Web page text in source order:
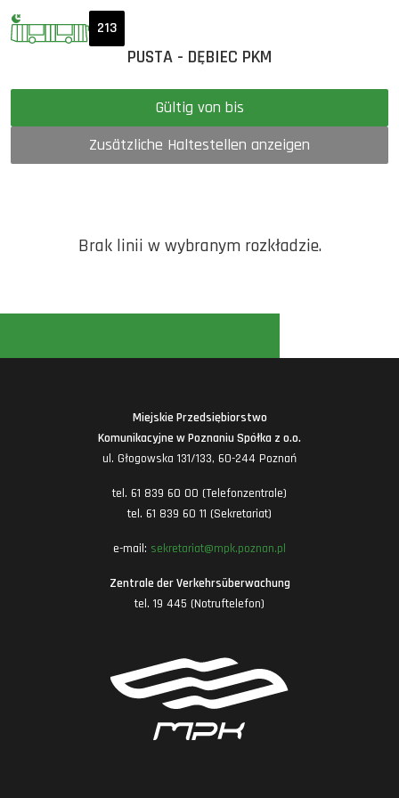
213
PUSTA - DĘBIEC PKM
Gültig von bis
Zusätzliche Haltestellen anzeigen
Brak linii w wybranym rozkładzie.
Miejskie Przedsiębiorstwo
Komunikacyjne w Poznaniu Spółka z o.o.
ul. Głogowska 131/133, 60-244 Poznań
tel. 61 839 60 00 (Telefonzentrale)
tel. 61 839 60 11 (Sekretariat)
e-mail: sekretariat@mpk.poznan.pl
Zentrale der Verkehrsüberwachung
tel. 19 445 (Notruftelefon)